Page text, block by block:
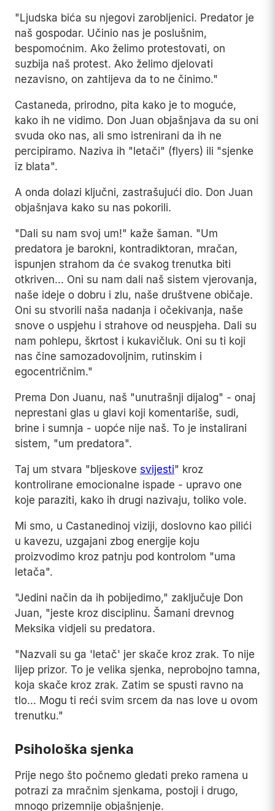
"Ljudska bića su njegovi zarobljenici. Predator je
naš gospodar. Učinio nas je poslušnim,
bespomoćnim. Ako želimo protestovati, on
suzbija naš protest. Ako želimo djelovati
nezavisno, on zahtijeva da to ne činimo."
Castaneda, prirodno, pita kako je to moguće,
kako ih ne vidimo. Don Juan objašnjava da su oni
svuda oko nas, ali smo istrenirani da ih ne
percipiramo. Naziva ih "letači" (flyers) ili "sjenke
iz blata".
A onda dolazi ključni, zastrašujući dio. Don Juan
objašnjava kako su nas pokorili.
"Dali su nam svoj um!" kaže šaman. "Um
predatora je barokni, kontradiktoran, mračan,
ispunjen strahom da će svakog trenutka biti
otkriven... Oni su nam dali naš sistem vjerovanja,
naše ideje o dobru i zlu, naše društvene običaje.
Oni su stvorili naša nadanja i očekivanja, naše
snove o uspjehu i strahove od neuspjeha. Dali su
nam pohlepu, škrtost i kukavičluk. Oni su ti koji
nas čine samozadovoljnim, rutinskim i
egocentričnim."
Prema Don Juanu, naš "unutrašnji dijalog" - onaj
neprestani glas u glavi koji komentariše, sudi,
brine i sumnja - uopće nije naš. To je instalirani
sistem, "um predatora".
Taj um stvara "bljeskove svijesti" kroz
kontrolirane emocionalne ispade - upravo one
koje paraziti, kako ih drugi nazivaju, toliko vole.
Mi smo, u Castanedinoj viziji, doslovno kao pilići
u kavezu, uzgajani zbog energije koju
proizvodimo kroz patnju pod kontrolom "uma
letača".
"Jedini način da ih pobijedimo," zaključuje Don
Juan, "jeste kroz disciplinu. Šamani drevnog
Meksika vidjeli su predatora.
"Nazvali su ga 'letač' jer skače kroz zrak. To nije
lijep prizor. To je velika sjenka, neprobojno tamna,
koja skače kroz zrak. Zatim se spusti ravno na
tlo... Mogu ti reći svim srcem da nas love u ovom
trenutku."
Psihološka sjenka
Prije nego što počnemo gledati preko ramena u
potrazi za mračnim sjenkama, postoji i drugo,
mnogo prizemnije objašnjenje.